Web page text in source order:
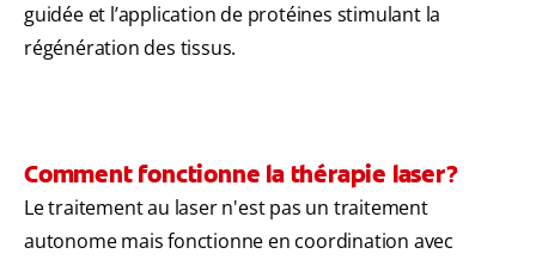
guidée et l’application de protéines stimulant la
régénération des tissus.
Comment fonctionne la thérapie laser?
Le traitement au laser n'est pas un traitement
autonome mais fonctionne en coordination avec